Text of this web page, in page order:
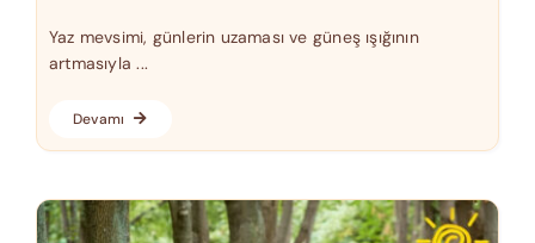
Yaz mevsimi, günlerin uzaması ve güneş ışığının
artmasıyla ...
Devamı